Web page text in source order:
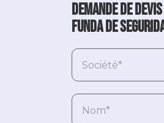
Demande de
Funda de